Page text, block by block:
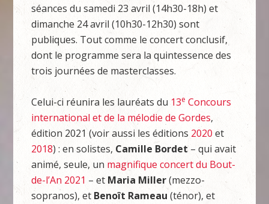
séances du samedi 23 avril (14h30-18h) et
dimanche 24 avril (10h30-12h30) sont
publiques. Tout comme le concert conclusif,
dont le programme sera la quintessence des
trois journées de masterclasses.
Celui-ci réunira les lauréats du 13e Concours
international et de la mélodie de Gordes,
édition 2021 (voir aussi les éditions 2020 et
2018) : en solistes, Camille Bordet– qui avait
animé, seule, un magnifique concert du Bout-
de-l’An 2021 – et Maria Miller(mezzo-
sopranos), et Benoît Rameau (ténor), et